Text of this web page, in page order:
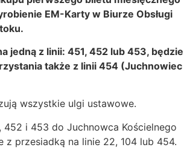
EM-Karty w Biurze Obsługi
jedną z linii: 451, 452 lub 453, będzie
także z linii 454 (Juchnowiec
wszystkie ulgi ustawowe.
452 i 453 do Juchnowca Kościelnego
z przesiadką na linie 22, 104 lub 454.